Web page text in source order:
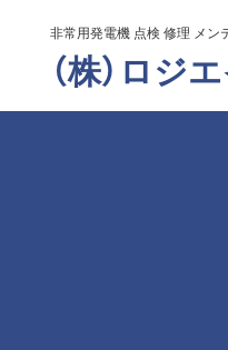
非常用発電機 点検 修理 メン
（株）ロジ